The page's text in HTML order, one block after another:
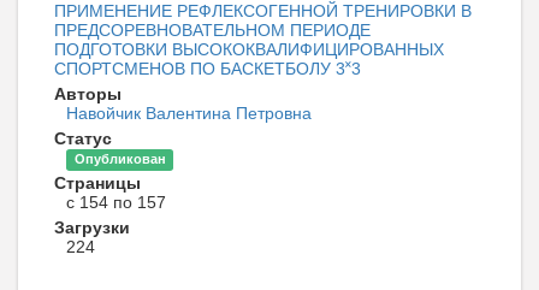
ПРИМЕНЕНИЕ РЕФЛЕКСОГЕННОЙ ТРЕНИРОВКИ В
ПРЕДСОРЕВНОВАТЕЛЬНОМ ПЕРИОДЕ
ПОДГОТОВКИ ВЫСОКОКВАЛИФИЦИРОВАННЫХ
СПОРТСМЕНОВ ПО БАСКЕТБОЛУ 3˟3
Авторы
Навойчик Валентина Петровна
Статус
Опубликован
Страницы
с 154 по 157
Загрузки
224